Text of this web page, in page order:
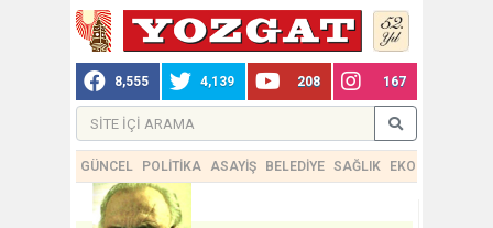
8,555 4,139 208 167
GÜNCEL POLİTİKA ASAYİŞ BELEDİYE SAĞLIK EKONOMİ